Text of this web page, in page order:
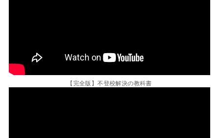
【完全版】不登校解決の教科書